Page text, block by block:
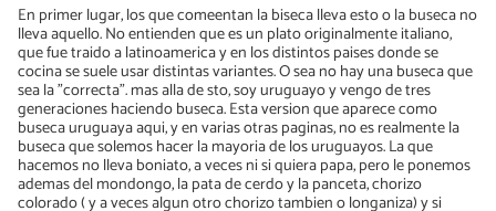
En primer lugar, los que comeentan la biseca lleva esto o la buseca no
lleva aquello. No entienden que es un plato originalmente italiano,
que fue traido a latinoamerica y en los distintos paises donde se
cocina se suele usar distintas variantes. O sea no hay una buseca que
sea la "correcta". mas alla de sto, soy uruguayo y vengo de tres
generaciones haciendo buseca. Esta version que aparece como
buseca uruguaya aqui, y en varias otras paginas, no es realmente la
buseca que solemos hacer la mayoria de los uruguayos. La que
hacemos no lleva boniato, a veces ni si quiera papa, pero le ponemos
ademas del mondongo, la pata de cerdo y la panceta, chorizo
colorado ( y a veces algun otro chorizo tambien o longaniza) y si